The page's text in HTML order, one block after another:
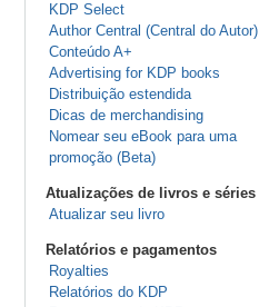
KDP Select
Author Central (Central do Autor)
Conteúdo A+
Advertising for KDP books
Distribuição estendida
Dicas de merchandising
Nomear seu eBook para uma
promoção (Beta)
Atualizações de livros e séries
Atualizar seu livro
Relatórios e pagamentos
Royalties
Relatórios do KDP